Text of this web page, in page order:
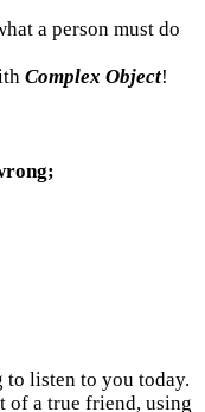
a person must do
Complex Object!
listen to you today.
of a true friend, using